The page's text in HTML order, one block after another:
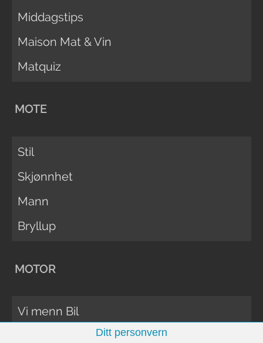
Middagstips
Maison Mat & Vin
Matquiz
MOTE
Stil
Skjønnhet
Mann
Bryllup
MOTOR
Vi menn Bil
Ditt personvern